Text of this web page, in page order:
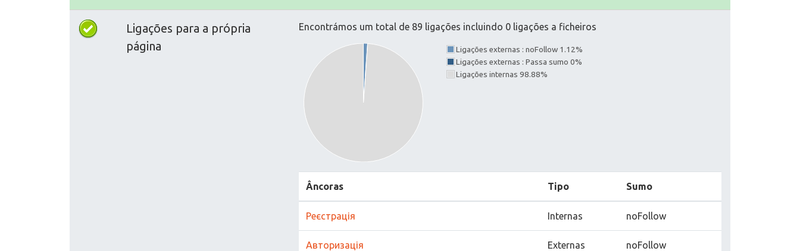
Ligações para a própria
página
Encontrámos um total de 89 ligações incluindo 0 ligações a ficheiros
Ligações externas : noFollow 1.12%
Ligações externas : Passa sumo 0%
Ligações internas 98.88%
Âncoras Tipo Sumo
Реєстрація Internas noFollow
Авторизація Externas noFollow